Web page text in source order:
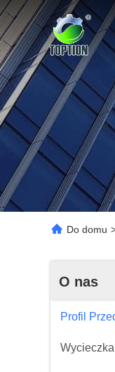
Do domu
O nas
Profil